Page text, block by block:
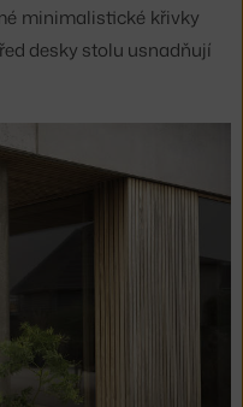
minimalistické křivky
desky stolu usnadňují